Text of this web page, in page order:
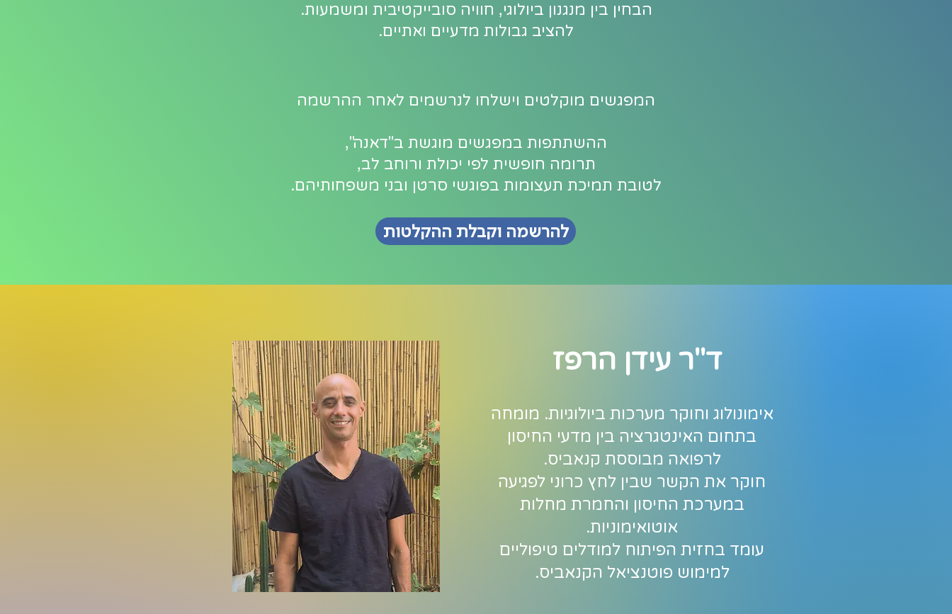
הבחין בין מנגנון ביולוגי, חוויה סובייקטיבית ומשמעות.
להציב גבולות מדעיים ואתיים.
המפגשים מוקלטים וישלחו לנרשמים לאחר ההרשמה
ההשתתפות במפגשים מוגשת ב"דאנה",
תרומה חופשית לפי יכולת ורוחב לב,
לטובת תמיכת תעצומות בפוגשי סרטן ובני משפחותיהם.
להרשמה וקבלת ההקלטות
ד"ר עידן הרפז
אימונולוג וחוקר מערכות ביולוגיות. מומחה
בתחום האינטגרציה בין מדעי החיסון
לרפואה מבוססת קנאביס.
חוקר את הקשר שבין לחץ כרוני לפגיעה
במערכת החיסון והחמרת מחלות
אוטואימוניות.
עומד בחזית הפיתוח למודלים טיפוליים
למימוש פוטנציאל הקנאביס.